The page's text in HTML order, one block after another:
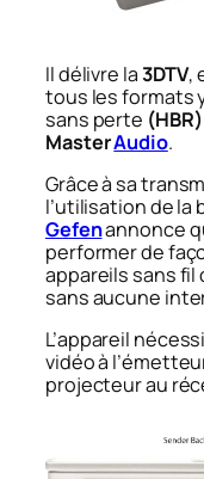
Il délivre la3DTV,
tous les formats
sans perte
MasterAudio.
Grâce à sa
l’utilisation de la
Gefenannonce
performer de
appareils sans fil
sans aucune
L’appareil
vidéo à
projecteur au